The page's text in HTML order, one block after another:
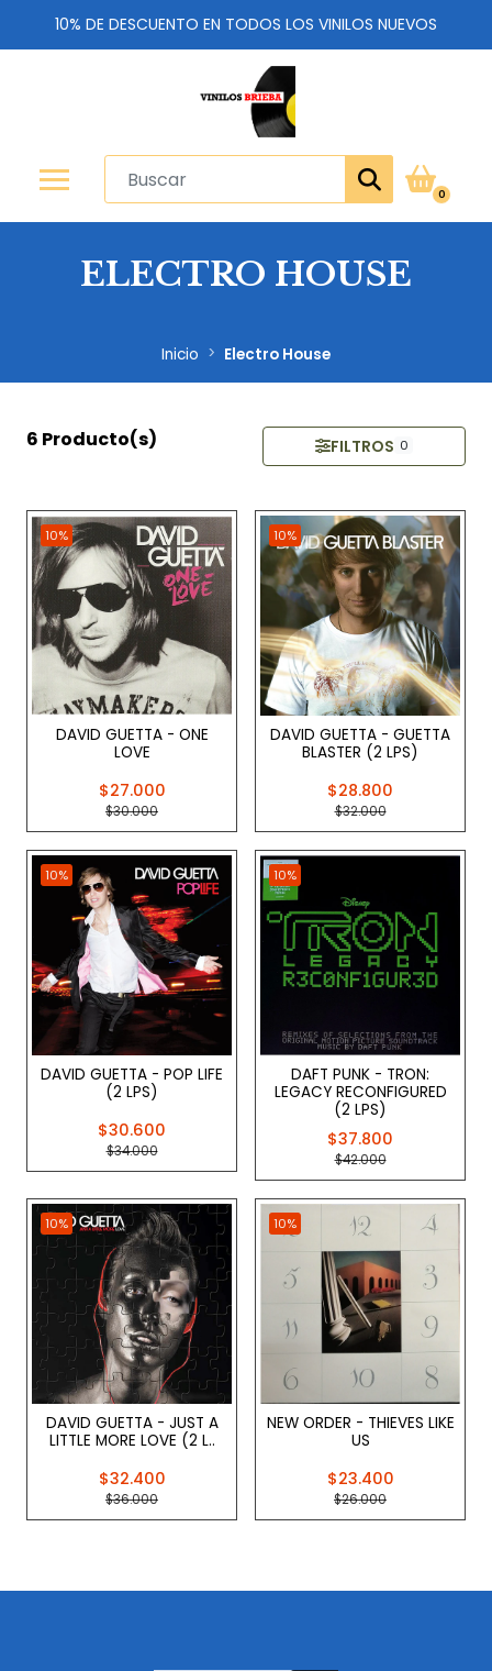
10% DE DESCUENTO EN TODOS LOS VINILOS NUEVOS
0
ELECTRO HOUSE
Inicio Electro House
6 Producto(s) FILTROS 0
10%
DAVID GUETTA - ONE
LOVE
$27.000
$30.000
10%
DAVID GUETTA - GUETTA
BLASTER (2 LPS)
$28.800
$32.000
10%
DAVID GUETTA - POP LIFE
(2 LPS)
$30.600
$34.000
10%
DAFT PUNK - TRON:
LEGACY RECONFIGURED
(2 LPS)
$37.800
$42.000
10%
DAVID GUETTA - JUST A
LITTLE MORE LOVE (2 L..
$32.400
$36.000
10%
NEW ORDER - THIEVES LIKE
US
$23.400
$26.000